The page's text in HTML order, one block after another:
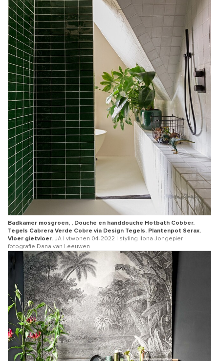
Badkamer mosgroen, , Douche en handdouche Hotbath Cobber.
Tegels Cabrera Verde Cobre via Design Tegels. Plantenpot Serax.
Vloer gietvloer. JA | vtwonen 04-2022 | styling Ilona Jongepier |
fotografie Dana van Leeuwen